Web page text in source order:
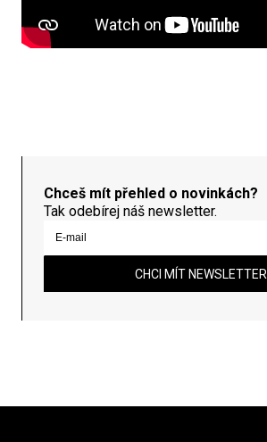
Chceš mít přehled o novinkách?
Tak odebírej náš newsletter.
CHCI MÍT NEWSLETTER